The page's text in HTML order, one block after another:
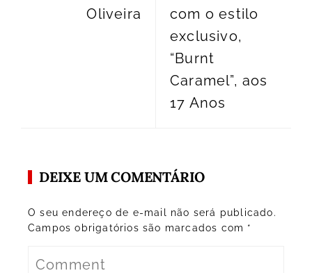
Oliveira
com o estilo
exclusivo,
“Burnt
Caramel”, aos
17 Anos
DEIXE UM COMENTÁRIO
O seu endereço de e-mail não será publicado.
Campos obrigatórios são marcados com *